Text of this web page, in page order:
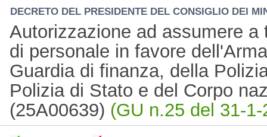
DECRETO DEL PRESIDENTE DEL CONSIGLIO DEI
Autorizzazione ad assumere
di personale in favore
Guardia di finanza, della
Polizia di Stato e del Corpo
(25A00639) (GU n.25 del 31-